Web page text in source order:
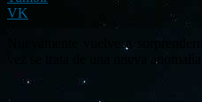
VK
Nuevamente vuelve a
vez se trata de una nueva anomalía